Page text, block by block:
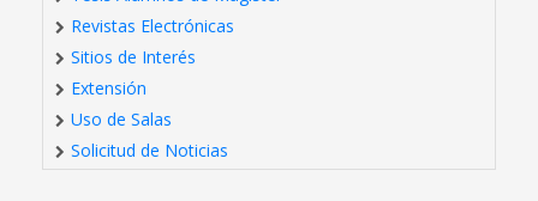
Revistas Electrónicas
Sitios de Interés
Extensión
Uso de Salas
Solicitud de Noticias